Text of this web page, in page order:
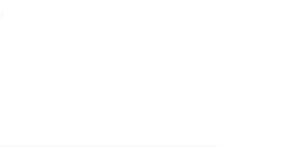
du poste, développement...)